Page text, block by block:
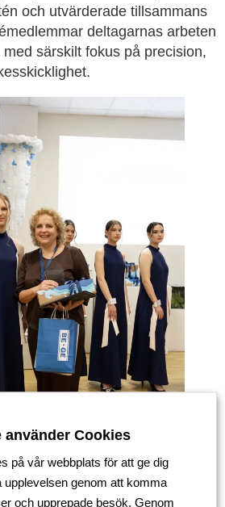
och utvärderade tillsammans
deltagarnas arbeten
särskilt fokus på precision,
använder Cookies
på vår webbplats för att ge dig
upplevelsen genom att komma
och upprepade besök. Genom